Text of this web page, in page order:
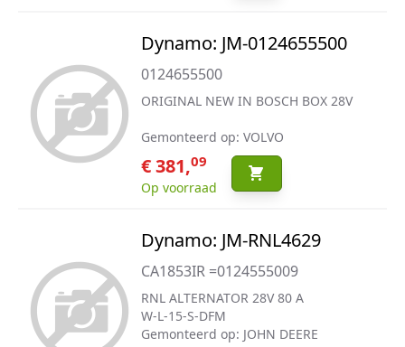
Dynamo: JM-0124655500
0124655500
ORIGINAL NEW IN BOSCH BOX 28V
Gemonteerd op: VOLVO
€ 381,09
Op voorraad
Dynamo: JM-RNL4629
CA1853IR =0124555009
RNL ALTERNATOR 28V 80 A
W-L-15-S-DFM
Gemonteerd op: JOHN DEERE